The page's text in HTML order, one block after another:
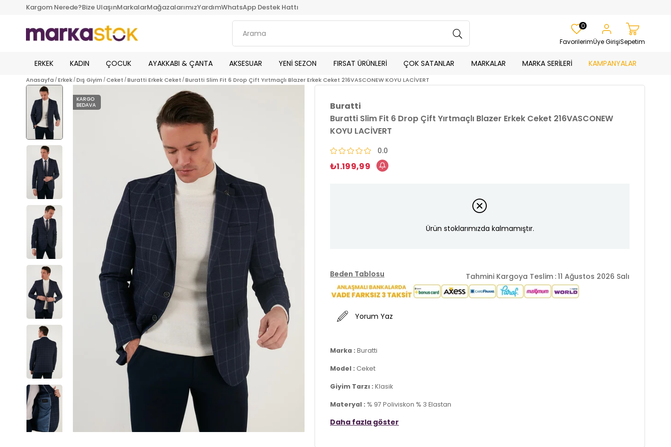
Kargom Nerede?Bize UlaşınMarkalarMağazalarımızYardımWhatsApp Destek Hattı
Favorilerim
0
Üye GirişiSepetim
ERKEK KADIN ÇOCUK AYAKKABI & ÇANTA AKSESUAR YENİ SEZON FIRSAT ÜRÜNLERİ ÇOK SATANLAR MARKALAR MARKA SERİLERİ KAMPANYALAR
Anasayfa Erkek Dış Giyim Ceket Buratti Erkek Ceket Buratti Slim Fit 6 Drop Çift Yırtmaçlı Blazer Erkek Ceket 216VASCONEW KOYU LACİVERT
KARGO
BEDAVA
Buratti
Buratti Slim Fit 6 Drop Çift Yırtmaçlı Blazer Erkek Ceket 216VASCONEW
KOYU LACİVERT
0.0
₺1.199,99
Ürün stoklarımızda kalmamıştır.
Beden Tablosu Tahmini Kargoya Teslim :11 Ağustos 2026 Salı
Yorum Yaz
Marka : Buratti
Model : Ceket
Giyim Tarzı : Klasik
Materyal : % 97 Poliviskon % 3 Elastan
Yaka Bilgisi :Klasik Yaka
Daha fazla göster